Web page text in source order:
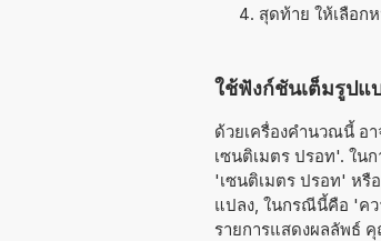
สุดท้าย ให้เลือก
ใช้ฟังก์ชันเต็มรูปแ
ด้วยเครื่องคำนวณนี้ อ
เซนติเมตร ปรอท'. ใน
'เซนติเมตร ปรอท' หรื
แปลง, ในกรณีนี้คือ 'ค
รายการแสดงผลลัพธ์